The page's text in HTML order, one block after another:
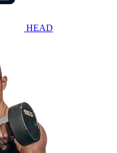
HEAD